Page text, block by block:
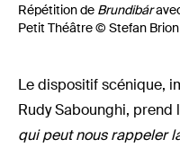
Répétition de Brundibár
Petit Théâtre © Stefan Brion
Le dispositif scénique,
Rudy Sabounghi, prend
qui peut nous rappeler